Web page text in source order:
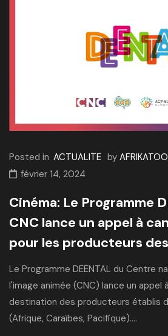
Posted in ACTUALITE by
février 14, 2024
Cinéma: Le Programme
CNC lance un appel à
pour les producteurs
Le Programme DEENTAL du Centre
l'image animée (CNC) lance un appel
destination des producteurs établis
(Afrique, Caraïbes, Pacifique)....